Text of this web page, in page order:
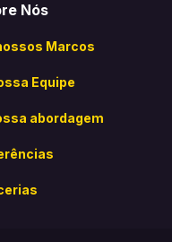
Nós
Marcos
Equipe
abordagem